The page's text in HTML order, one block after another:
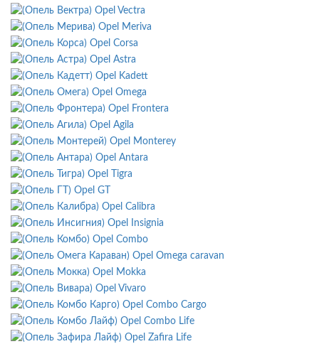
Opel Vectra
Opel Meriva
Opel Corsa
Opel Astra
Opel Kadett
Opel Omega
Opel Frontera
Opel Agila
Opel Monterey
Opel Antara
Opel Tigra
Opel GT
Opel Calibra
Opel Insignia
Opel Combo
Opel Omega caravan
Opel Mokka
Opel Vivaro
Opel Combo Cargo
Opel Combo Life
Opel Zafira Life